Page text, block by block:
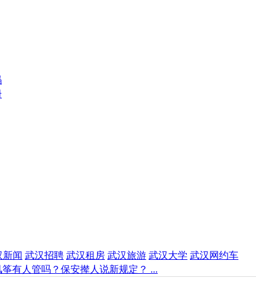
新闻 武汉招聘 武汉租房 武汉旅游 武汉大学 武汉网约车
有人管吗？保安撵人说新规定？ ...